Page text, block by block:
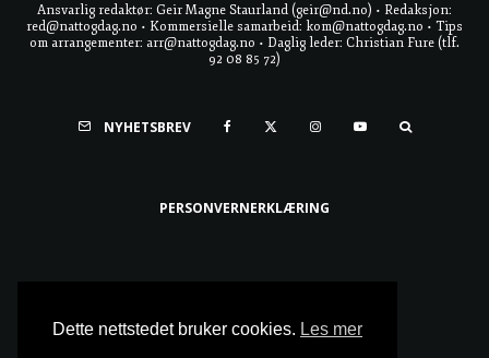
Ansvarlig redaktør: Geir Magne Staurland (geir@nd.no) • Redaksjon:
red@nattogdag.no • Kommersielle samarbeid: kom@nattogdag.no • Tips
om arrangementer: arr@nattogdag.no • Daglig leder: Christian Fure (tlf.
92 08 85 72)
NYHETSBREV
PERSONVERNERKLÆRING
Dette nettstedet bruker cookies. Les mer